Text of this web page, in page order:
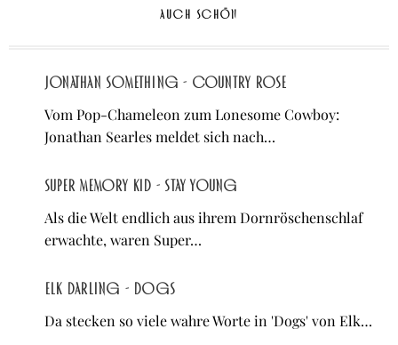
AUCH SCHÖN
Jonathan Something - Country Rose
Vom Pop-Chameleon zum Lonesome Cowboy:
Jonathan Searles meldet sich nach…
Super Memory Kid - Stay Young
Als die Welt endlich aus ihrem Dornröschenschlaf
erwachte, waren Super…
Elk Darling - Dogs
Da stecken so viele wahre Worte in 'Dogs' von Elk…